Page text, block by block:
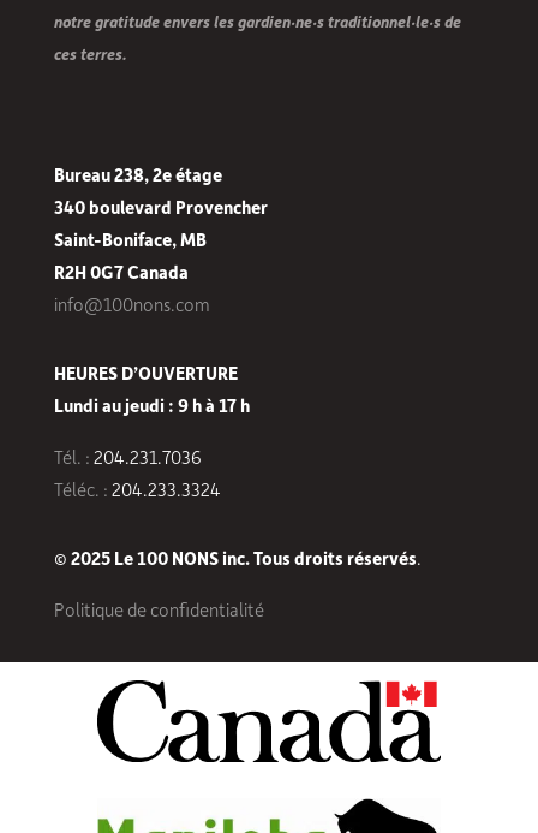
notre gratitude envers les gardien·ne·s traditionnel·le·s de
ces terres.
Bureau 238, 2e étage
340 boulevard Provencher
Saint-Boniface, MB
R2H 0G7 Canada
info@100nons.com
HEURES D’OUVERTURE
Lundi au jeudi : 9 h à 17 h
Tél. : 204.231.7036
Téléc. : 204.233.3324
© 2025 Le 100 NONS inc. Tous droits réservés.
Politique de confidentialité